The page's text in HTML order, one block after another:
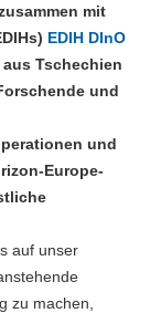
mit
EDIH DInO
aus Tschechien
und
und
Europe-
auf unser
zu machen,